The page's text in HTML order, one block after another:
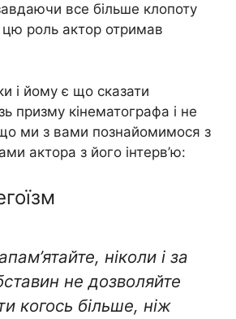
все більше клопоту
цю роль актор отримав
і йому є що сказати
призму кінематографа і не
ми з вами познайомимося з
актора з його інтерв’ю:
ніколи і за
не дозволяйте
когось більше, ніж